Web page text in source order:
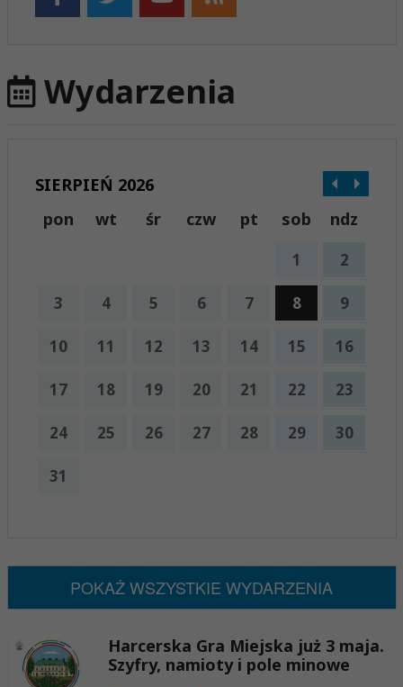
Wydarzenia
SIERPIEŃ 2026
pon
wt śr czw pt sob ndz
1 2
3 4 5 6 7 8 9
10 11 12 13 14 15 16
17 18 19 20 21 22 23
24 25 26 27 28 29 30
31
POKAŻ WSZYSTKIE WYDARZENIA
Harcerska Gra Miejska już 3 maja.
Szyfry, namioty i pole minowe